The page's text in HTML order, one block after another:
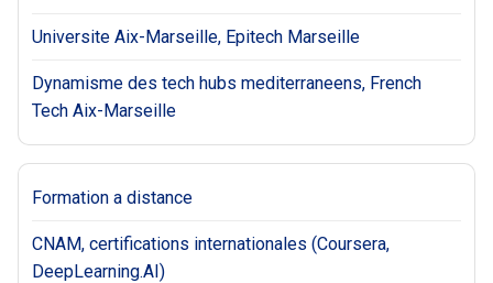
Universite Aix-Marseille, Epitech Marseille
Dynamisme des tech hubs mediterraneens, French
Tech Aix-Marseille
Formation a distance
CNAM, certifications internationales (Coursera,
DeepLearning.AI)